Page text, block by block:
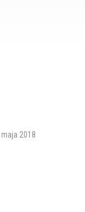
maja 2018